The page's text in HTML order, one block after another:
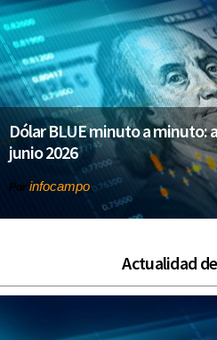
Dólar BLUE minuto a minuto:
junio 2026
Por infocampo
Actualidad